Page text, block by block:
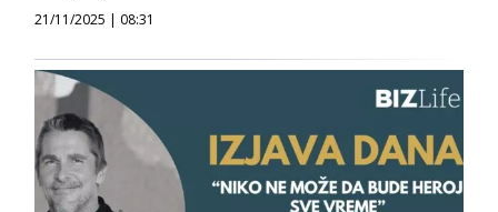
21/11/2025 | 08:31